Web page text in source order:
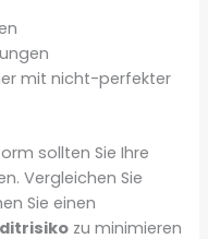
mit nicht-perfekter
sollten Sie Ihre
Vergleichen Sie
Sie einen
zu minimieren